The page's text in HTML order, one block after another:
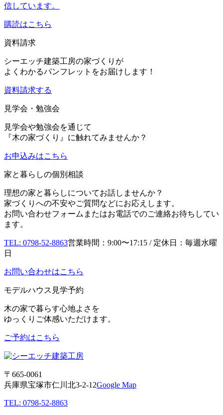
信しています。
購読はこちら
資料請求
シーエッチ建築工房の家づくりが
よくわかるパンフレットをお届けします！
資料請求する
見学会・勉強会
見学会や勉強会を通じて
『木の家づくり』に触れてみませんか？
お申込みはこちら
家と暮らしの個別相談
理想の家と暮らしについてお話しませんか？
家づくりへの不安やご質問などにお応えします。
お問い合わせフォームまたはお電話でのご連絡お待ちしてい
ます。
TEL: 0798-52-8863営業時間：9:00〜17:15 / 定休日：毎週水曜
日
お問い合わせはこちら
モデルハウス見学予約
木の家で暮らす心地よさを
ゆっくりご体感いただけます。
ご予約はこちら
〒665-0061
兵庫県宝塚市仁川北3-2-12Google Map
TEL: 0798-52-8863